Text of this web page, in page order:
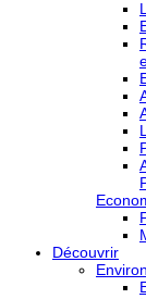
Découvrir